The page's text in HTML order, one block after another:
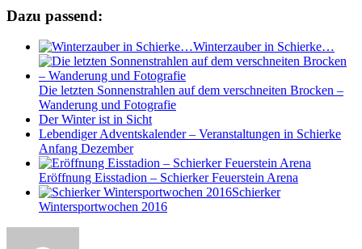
Dazu passend:
Winterzauber in Schierke…
Die letzten Sonnenstrahlen auf dem verschneiten Brocken –
Wanderung und Fotografie
Der Winter ist in Sicht
Lebendiger Adventskalender – Veranstaltungen in Schierke
Anfang Dezember
Eröffnung Eisstadion – Schierker Feuerstein Arena
Schierker
Wintersportwochen 2016